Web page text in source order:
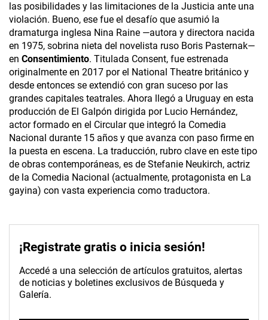
las posibilidades y las limitaciones de la Justicia ante una
violación. Bueno, ese fue el desafío que asumió la
dramaturga inglesa Nina Raine —autora y directora nacida
en 1975, sobrina nieta del novelista ruso Boris Pasternak—
en Consentimiento. Titulada Consent, fue estrenada
originalmente en 2017 por el National Theatre británico y
desde entonces se extendió con gran suceso por las
grandes capitales teatrales. Ahora llegó a Uruguay en esta
producción de El Galpón dirigida por Lucio Hernández,
actor formado en el Circular que integró la Comedia
Nacional durante 15 años y que avanza con paso firme en
la puesta en escena. La traducción, rubro clave en este tipo
de obras contemporáneas, es de Stefanie Neukirch, actriz
de la Comedia Nacional (actualmente, protagonista en La
gayina) con vasta experiencia como traductora.
¡Registrate gratis o inicia sesión!
Accedé a una selección de artículos gratuitos, alertas
de noticias y boletines exclusivos de Búsqueda y
Galería.